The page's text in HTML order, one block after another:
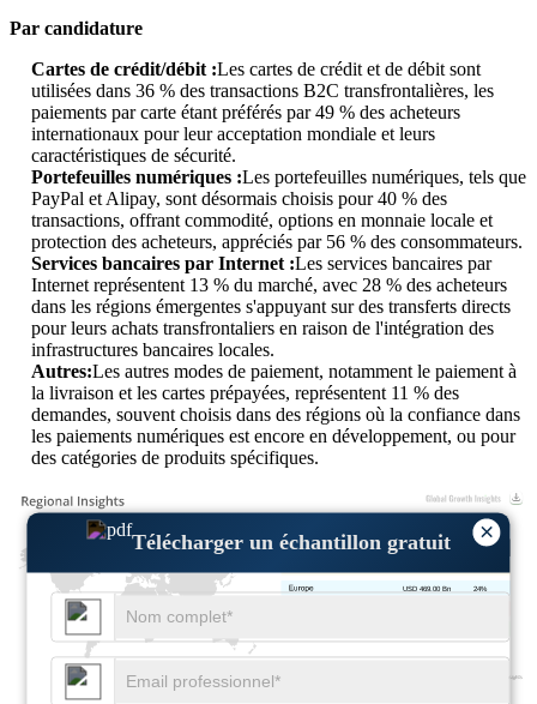
×
Télécharger un échantillon gratuit
Par candidature
Cartes de crédit/débit :Les cartes de crédit et de débit sont
utilisées dans 36 % des transactions B2C transfrontalières, les
paiements par carte étant préférés par 49 % des acheteurs
internationaux pour leur acceptation mondiale et leurs
caractéristiques de sécurité.
Portefeuilles numériques :Les portefeuilles numériques, tels que
PayPal et Alipay, sont désormais choisis pour 40 % des
transactions, offrant commodité, options en monnaie locale et
protection des acheteurs, appréciés par 56 % des consommateurs.
Services bancaires par Internet :Les services bancaires par
Internet représentent 13 % du marché, avec 28 % des acheteurs
dans les régions émergentes s'appuyant sur des transferts directs
pour leurs achats transfrontaliers en raison de l'intégration des
infrastructures bancaires locales.
Autres:Les autres modes de paiement, notamment le paiement à
la livraison et les cartes prépayées, représentent 11 % des
demandes, souvent choisis dans des régions où la confiance dans
les paiements numériques est encore en développement, ou pour
des catégories de produits spécifiques.
24%
USD 469.00 Bn